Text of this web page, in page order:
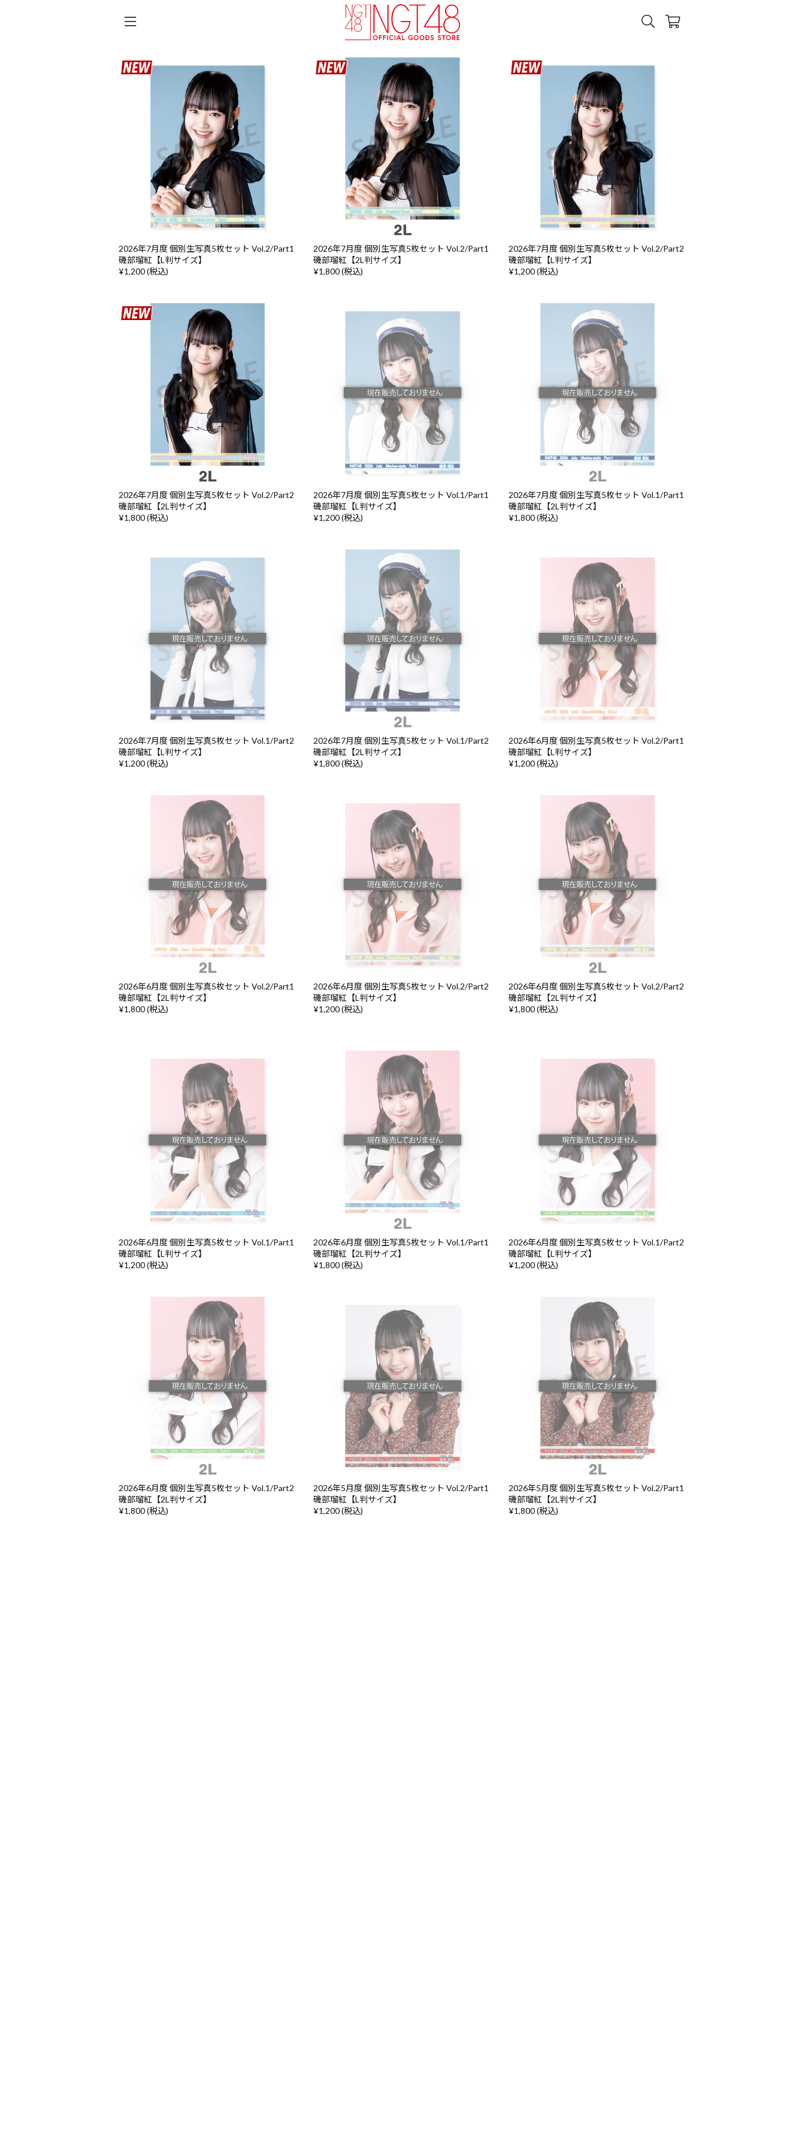
2026年7月度 個別生写真5枚セット Vol.2/Part1
磯部瑠紅【L判サイズ】
¥1,200 (税込)
2026年7月度 個別生写真5枚セット Vol.2/Part1
磯部瑠紅【2L判サイズ】
¥1,800 (税込)
2026年7月度 個別生写真5枚セット Vol.2/Part2
磯部瑠紅【L判サイズ】
¥1,200 (税込)
2026年7月度 個別生写真5枚セット Vol.2/Part2
磯部瑠紅【2L判サイズ】
¥1,800 (税込)
2026年7月度 個別生写真5枚セット Vol.1/Part1
磯部瑠紅【L判サイズ】
¥1,200 (税込)
2026年7月度 個別生写真5枚セット Vol.1/Part1
磯部瑠紅【2L判サイズ】
¥1,800 (税込)
2026年7月度 個別生写真5枚セット Vol.1/Part2
磯部瑠紅【L判サイズ】
¥1,200 (税込)
2026年7月度 個別生写真5枚セット Vol.1/Part2
磯部瑠紅【2L判サイズ】
¥1,800 (税込)
2026年6月度 個別生写真5枚セット Vol.2/Part1
磯部瑠紅【L判サイズ】
¥1,200 (税込)
2026年6月度 個別生写真5枚セット Vol.2/Part1
磯部瑠紅【2L判サイズ】
¥1,800 (税込)
2026年6月度 個別生写真5枚セット Vol.2/Part2
磯部瑠紅【L判サイズ】
¥1,200 (税込)
2026年6月度 個別生写真5枚セット Vol.2/Part2
磯部瑠紅【2L判サイズ】
¥1,800 (税込)
2026年6月度 個別生写真5枚セット Vol.1/Part1
磯部瑠紅【L判サイズ】
¥1,200 (税込)
2026年6月度 個別生写真5枚セット Vol.1/Part1
磯部瑠紅【2L判サイズ】
¥1,800 (税込)
2026年6月度 個別生写真5枚セット Vol.1/Part2
磯部瑠紅【L判サイズ】
¥1,200 (税込)
2026年6月度 個別生写真5枚セット Vol.1/Part2
磯部瑠紅【2L判サイズ】
¥1,800 (税込)
2026年5月度 個別生写真5枚セット Vol.2/Part1
磯部瑠紅【L判サイズ】
¥1,200 (税込)
2026年5月度 個別生写真5枚セット Vol.2/Part1
磯部瑠紅【2L判サイズ】
¥1,800 (税込)